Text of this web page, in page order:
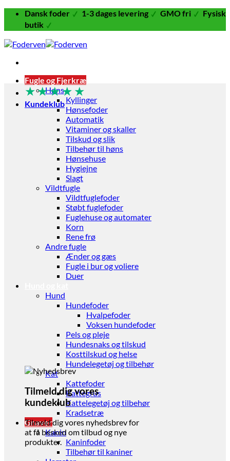
Fortsæt
indhold
Dansk foder 1-3 dages levering GMO fri
Fysisk
butik
Fugle og Fjerkræ
Høns
Kyllinger
Hønsefoder
Automatik
Vitaminer og skaller
Tilskud og slik
Tilbehør til høns
Hønsehuse
Hygiejne
Slagt
Vildtfugle
Vildtfuglefoder
Støbt fuglefoder
Fuglehuse og automater
Korn
Rene frø
Andre fugle
Ænder og gæs
Fugle i bur og voliere
Duer
Hund
Hundefoder
Hvalpefoder
Voksen hundefoder
Pels og pleje
Hundesnaks og tilskud
Kosttilskud og helse
Hundelegetøj og tilbehør
Kat
Kattefoder
Kattegrus
Kattelegetøj og tilbehør
Kradsetræ
Gnaver
Kanin
Kaninfoder
Tilbehør til kaniner
★★★★ ★
Kundeklub
Tilmeld dig vores
kundeklub
Tilmeld dig vores nyhedsbrev for
at få besked om tilbud og nye
produkter.